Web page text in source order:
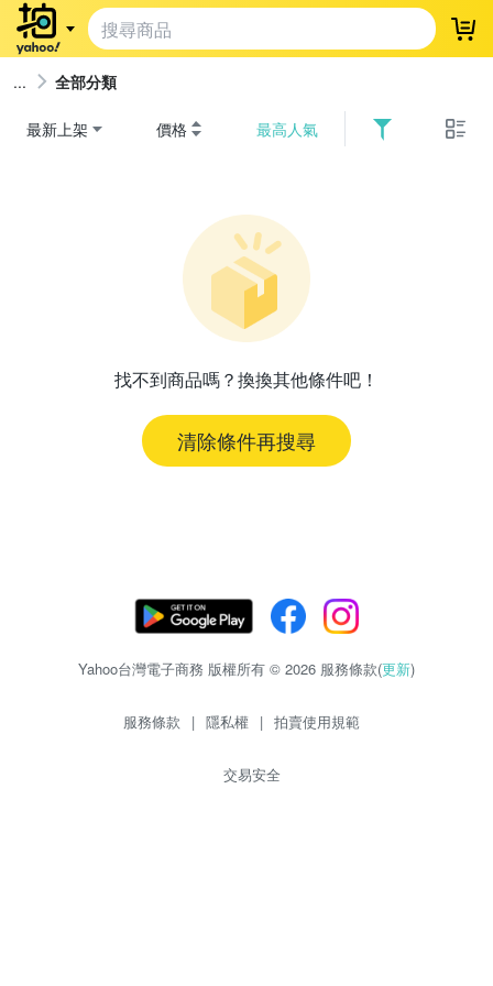
登
全部分類
最新上架 價格 最高人氣
找不到商品嗎？換換其他條件吧！
清除條件再搜尋
Yahoo台灣電子商務 版權所有 © 2026 服務條款(更新)
服務條款 | 隱私權 | 拍賣使用規範
交易安全